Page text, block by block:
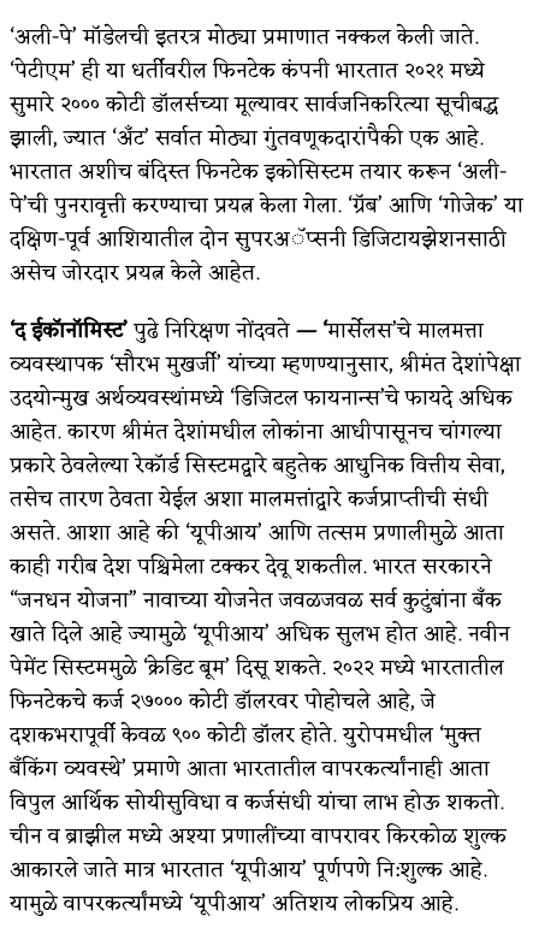
‘अली-पे’ मॉडेलची इतरत्र मोठ्या प्रमाणात नक्कल केली जाते.
‘पेटीएम’ ही या धर्तीवरील फिनटेक कंपनी भारतात २०२१ मध्ये
सुमारे २००० कोटी डॉलर्सच्या मूल्यावर सार्वजनिकरित्या सूचीबद्ध
झाली, ज्यात ‘अँट’ सर्वात मोठ्या गुंतवणूकदारांपैकी एक आहे.
भारतात अशीच बंदिस्त फिनटेक इकोसिस्टम तयार करून ‘अली-
पे’ची पुनरावृत्ती करण्याचा प्रयत्न केला गेला. ‘ग्रॅब’ आणि ‘गोजेक’ या
दक्षिण-पूर्व आशियातील दोन सुपरअॅप्सनी डिजिटायझेशनसाठी
असेच जोरदार प्रयत्न केले आहेत.
‘द ईकॉनॉमिस्ट’पुढे निरिक्षण नोंदवते— ‘मार्सेलस’चे मालमत्ता
व्यवस्थापक ‘सौरभ मुखर्जी’ यांच्या म्हणण्यानुसार, श्रीमंत देशांपेक्षा
उदयोन्मुख अर्थव्यवस्थांमध्ये ‘डिजिटल फायनान्स’चे फायदे अधिक
आहेत. कारण श्रीमंत देशांमधील लोकांना आधीपासूनच चांगल्या
प्रकारे ठेवलेल्या रेकॉर्ड सिस्टमद्वारे बहुतेक आधुनिक वित्तीय सेवा,
तसेच तारण ठेवता येईल अशा मालमत्तांद्वारे कर्जप्राप्तीची संधी
असते. आशा आहे की ‘यूपीआय’ आणि तत्सम प्रणालीमुळे आता
काही गरीब देश पश्चिमेला टक्कर देवू शकतील. भारत सरकारने
“जनधन योजना” नावाच्या योजनेत जवळजवळ सर्व कुटुंबांना बँक
खाते दिले आहे ज्यामुळे ‘यूपीआय’ अधिक सुलभ होत आहे. नवीन
पेमेंट सिस्टममुळे ‘क्रेडिट बूम’ दिसू शकते. २०२२ मध्ये भारतातील
फिनटेकचे कर्ज २७००० कोटी डॉलरवर पोहोचले आहे, जे
दशकभरापूर्वी केवळ ९०० कोटी डॉलर होते. युरोपमधील ‘मुक्त
बँकिंग व्यवस्थे’ प्रमाणे आता भारतातील वापरकर्त्यांनाही आता
विपुल आर्थिक सोयीसुविधा व कर्जसंधी यांचा लाभ होऊ शकतो.
चीन व ब्राझील मध्ये अश्या प्रणालींच्या वापरावर किरकोळ शुल्क
आकारले जाते मात्र भारतात ‘यूपीआय’ पूर्णपणे नि:शुल्क आहे.
यामुळे वापरकर्त्यांमध्ये ‘यूपीआय’ अतिशय लोकप्रिय आहे.